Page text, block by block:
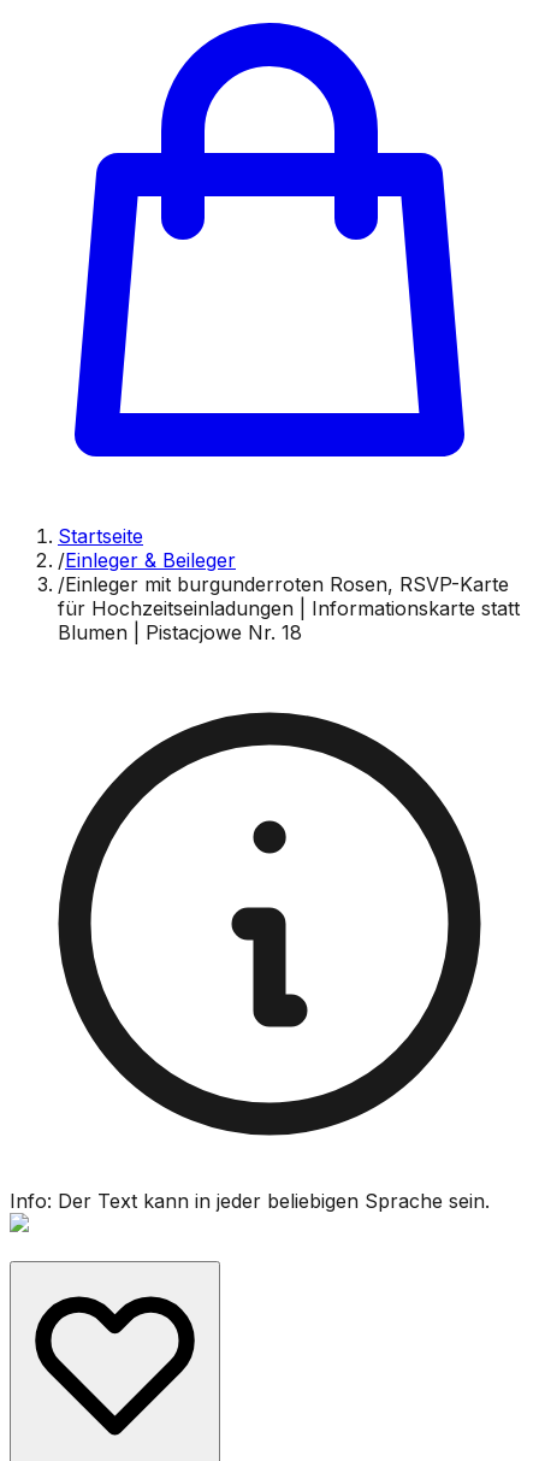
Startseite
/Einleger & Beileger
/Einleger mit burgunderroten Rosen, RSVP-Karte
für Hochzeitseinladungen | Informationskarte statt
Blumen | Pistacjowe Nr. 18
Info: Der Text kann in jeder beliebigen Sprache sein.